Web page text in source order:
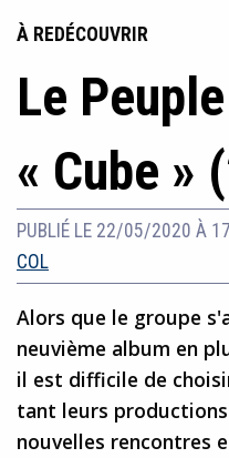
À REDÉCOUVRIR
Le
« Cube »
PUBLIÉ LE 22/05/2020 À
COL
Alors que le groupe
neuvième album en
il est difficile de
tant leurs
nouvelles rencontres